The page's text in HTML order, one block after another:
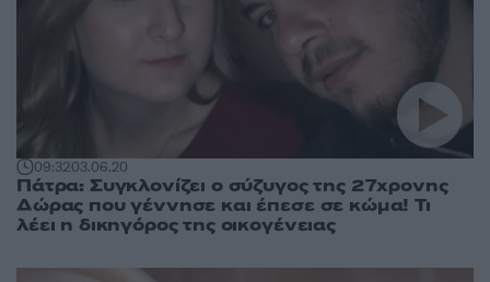
09:3203.06.20
Πάτρα: Συγκλονίζει ο σύζυγος της 27χρονης
Δώρας που γέννησε και έπεσε σε κώμα! Τι
λέει η δικηγόρος της οικογένειας